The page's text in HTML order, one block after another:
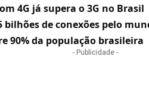
4G já supera o 3G no Brasil
bilhões de conexões pelo
90% da população brasileira
- Publicidade -